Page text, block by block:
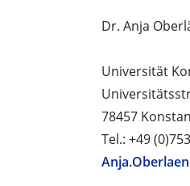
Dr. Anja
Universität
78457
Tel.: +49